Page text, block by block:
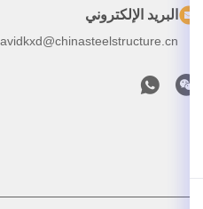
البريد الإلكتروني